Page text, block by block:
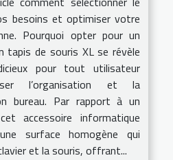
besoins et optimiser votre
Pourquoi opter pour un
tapis de souris XL se révèle
pour tout utilisateur
l’organisation et la
bureau. Par rapport à un
accessoire informatique
surface homogène qui
et la souris, offrant...